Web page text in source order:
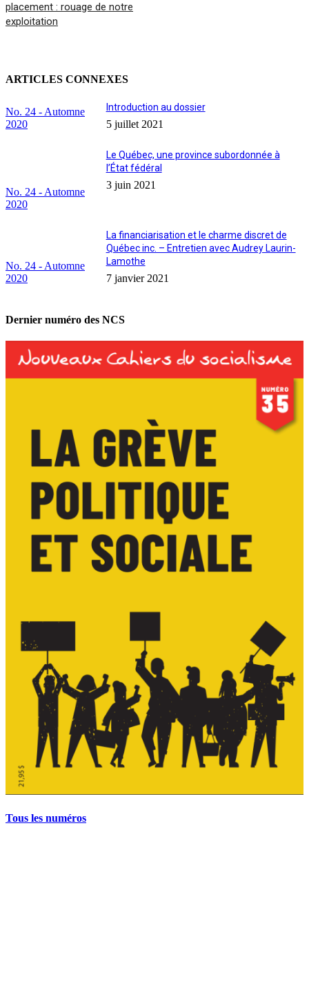
placement : rouage de notre
exploitation
ARTICLES CONNEXES
No. 24 - Automne
2020
Introduction au dossier
5 juillet 2021
No. 24 - Automne
2020
Le Québec, une province subordonnée à
l’État fédéral
3 juin 2021
No. 24 - Automne
2020
La financiarisation et le charme discret de
Québec inc. – Entretien avec Audrey Laurin-
Lamothe
7 janvier 2021
Dernier numéro des NCS
Tous les numéros